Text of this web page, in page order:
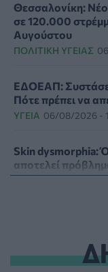
Θεσσαλονίκη:
σε 120.000
Αυγούστου
ΠΟΛΙΤΙΚΉ ΥΓΕΊΑΣ
ΕΔΟΕΑΠ:
Πότε πρέπει να
ΥΓΕΊΑ 06/08/2026 -
Skin dysmorphia:
αποτελεί
PHARMA POLICY